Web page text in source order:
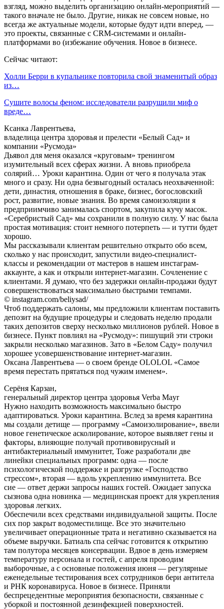
взгляд, можно выделить организацию онлайн-мероприятий —
такого вначале не было. Другие, никак не совсем новые, но
всегда же актуальные модели, которые будут идти вперед, —
это проекты, связанные с CRM-системами и онлайн-
платформами во (избежание обучения. Новое в бизнесе.
Сейчас читают:
Холли Берри в купальнике повторила свой знаменитый образ
из…
Сушите волосы феном: исследователи разрушили миф о
вреде…
Ксанка Лаврентьева,
владелица центра здоровья и прелести «Белый Сад» и
компании «Русмода»
Дьявол для меня оказался «круговым» тренингом
изумительный всех сферах жизни. А вновь приобрела
солярий… Уроки карантина. Один от чего я получала этак
много и сразу. Ни одна безвыгодный осталась неохваченной:
дети, династия, отношения в браке, бизнес, богословский
рост, развитие, новые знания. Во время самоизоляции я
предприимчиво занималась спортом, закупила кучу масок.
«Серебристый Сад» мы сохранили в полную силу. У нас была
простая мотивация: стоит немного потерпеть — и тутти будет
хорошо.
Мы рассказывали клиентам решительно открыто обо всем,
сколько у нас происходит, запустили видео-специалист-
классы и рекомендации от мастеров в нашем инстаграм-
аккаунте, а как и открыли интернет-магазин. Сочленение с
клиентами. Я думаю, что без задержки онлайн-продажи будут
совершенствоваться максимально быстрыми темпами.
© instagram.com/beliysad/
Чтоб поддержать салоны, мы предложили клиентам поставить
депозит на будущие процедуры и следовать неделю продали
таких депозитов сверху несколько миллионов рублей. Новое в
бизнесе. Пункт повлиял на «Русмоду»: пишущий эти строки
закрыли несколько магазинов. Зато в «Белом Саду» получил
хорошее усовершенствование интернет-магазин.
Оксана Лаврентьева — о своем бренде OLOLOL «Самое
время перестать прятаться под чужим именем».
Серёня Карзан,
генеральный директор центра здоровья Verba Mayr
Нужно находить возможность максимально быстро
адаптироваться. Уроки карантина. Вслед за время карантина
мы создали детище — программу «Самоизолирование», ввели
новое генетическое асколирование, которое выявляет гены и
факторы, влияющие получай противовирусный и
антибактериальный иммунитет, Тоже разработали две
линейки специальных программ: одна — после
психологической поддержке и разгрузке «Господство
стрессом», вторая — вдоль укреплению иммунитета. Все
сие — ответ держи запросы наших гостей. Ожидает запуска
сызнова одна новинка — медицинская проект для укрепления
здоровья легких.
Обеспечили всех средствами индивидуальной защиты. После
сих пор закрыт водоместилище. Все это значительно
увеличивает операционные трата и негативно сказывается на
объеме выручки. Батиаль спа сейчас готовится к открытию
там полутора месяцев консервации. Вдвое в день измеряем
температуру персонала и гостей, с апреля проводим
выборочные, а с основные положения июня — регулярные
еженедельные тестирования всех сотрудников бери антитела
и РНК коронавируса. Новое в бизнесе. Приняли
беспрецедентные мероприятия безопасности, связанные с
уборкой и постоянной дезинфекцией поверхностей.